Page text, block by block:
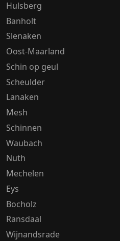
Hulsberg
Banholt
Slenaken
Oost-Maarland
Schin op geul
Scheulder
Lanaken
Mesh
Schinnen
Waubach
Nuth
Mechelen
Eys
Bocholz
Ransdaal
Wijnandsrade